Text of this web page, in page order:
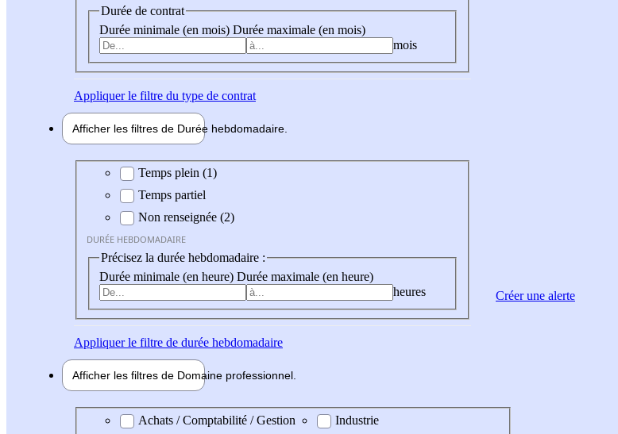
Durée de contrat
Durée minimale (en mois) Durée maximale (en mois)
mois
Appliquerle filtre du type de contrat
Afficher les filtres de Durée hebdomadaire
Durée hebdomadaire
Temps plein (1)
Temps partiel
Non renseignée (2)
DURÉE HEBDOMADAIRE
Précisez la durée hebdomadaire :
Durée minimale (en heure) Durée maximale (en heure)
heures
Appliquerle filtre de durée hebdomadaire
Afficher les filtres de Domaine professionnel
Domaine professionel
Achats / Comptabilité / Gestion
Industrie
Créer une alerte